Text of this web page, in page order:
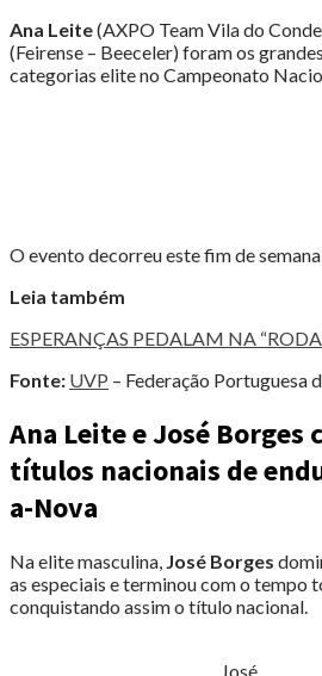
JOSÉ
BORGES
CAMPEÕES
Ana Leite(AXPO Team Vila do
(Feirense – Beeceler) foram os
categorias elite no Campeonato
O evento decorreu este fim de
Leia também
ESPERANÇAS PEDALAM NA
Fonte: UVP – Federação Portuguesa
Ana Leite e José Borges
títulos nacionais de
a-Nova
Na elite masculina, José Borges
as especiais e terminou com o tempo
conquistando assim o título nacional.
José